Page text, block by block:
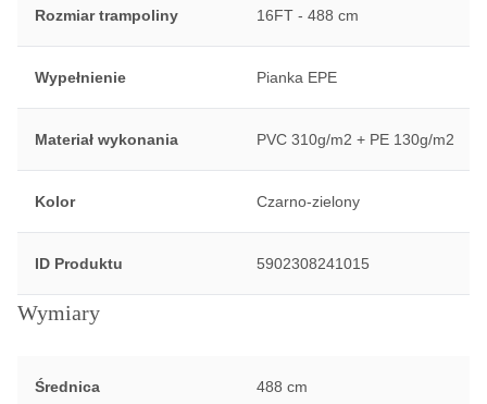
Rozmiar trampoliny 16FT - 488 cm
Wypełnienie Pianka EPE
Materiał wykonania PVC 310g/m2 + PE 130g/m2
Kolor Czarno-zielony
ID Produktu 5902308241015
Wymiary
Średnica 488 cm